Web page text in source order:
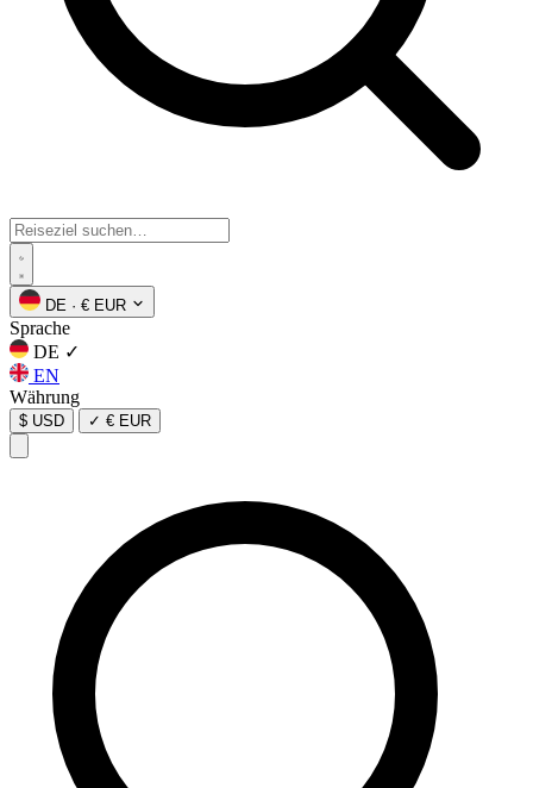
DE · € EUR
Sprache
DE ✓
EN
Währung
$ USD ✓ € EUR